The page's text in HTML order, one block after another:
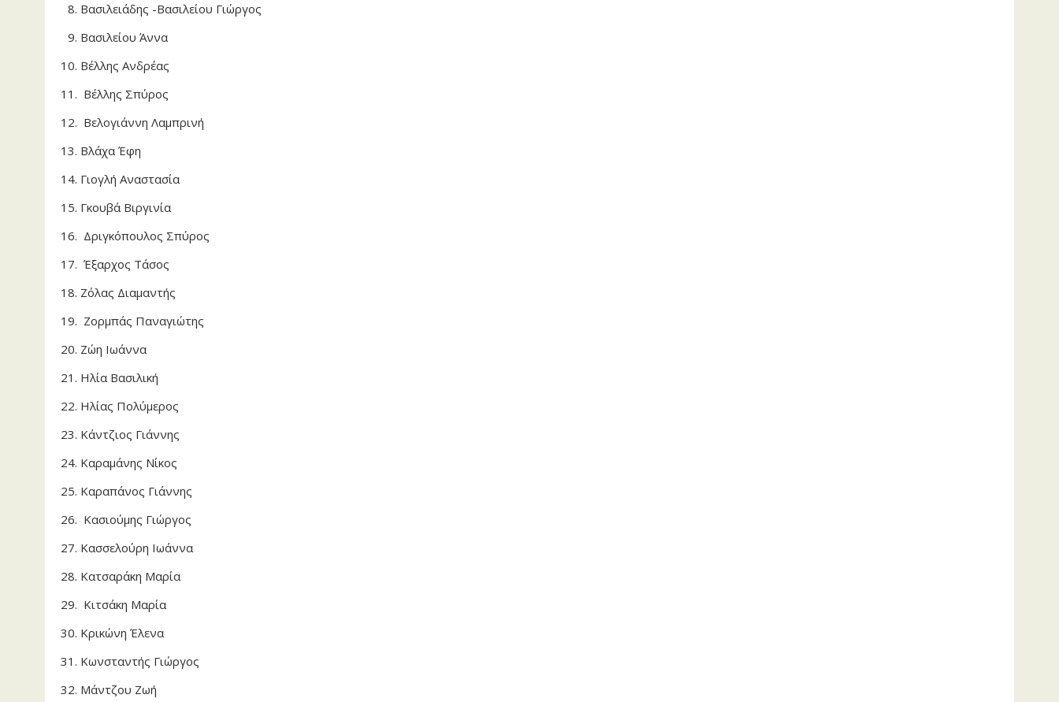
Βασιλειάδης -Βασιλείου Γιώργος
Βασιλείου Άννα
Βέλλης Ανδρέας
Βέλλης Σπύρος
Βελογιάννη Λαμπρινή
Βλάχα Έφη
Γιογλή Αναστασία
Γκουβά Βιργινία
Δριγκόπουλος Σπύρος
Έξαρχος Τάσος
Ζόλας Διαμαντής
Ζορμπάς Παναγιώτης
Ζώη Ιωάννα
Ηλία Βασιλική
Ηλίας Πολύμερος
Κάντζιος Γιάννης
Καραμάνης Νίκος
Καραπάνος Γιάννης
Κασιούμης Γιώργος
Κασσελούρη Ιωάννα
Κατσαράκη Μαρία
Κιτσάκη Μαρία
Κρικώνη Έλενα
Κωνσταντής Γιώργος
Μάντζου Ζωή